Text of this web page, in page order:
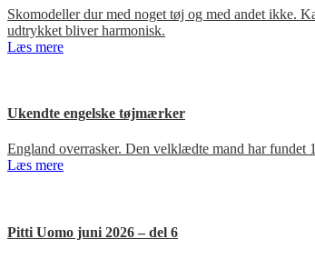
Skomodeller dur med noget tøj og med andet ikke.
udtrykket bliver harmonisk.
Læs mere
Ukendte engelske tøjmærker
England overrasker. Den velklædte mand har
Læs mere
Pitti Uomo juni 2026 – del 6